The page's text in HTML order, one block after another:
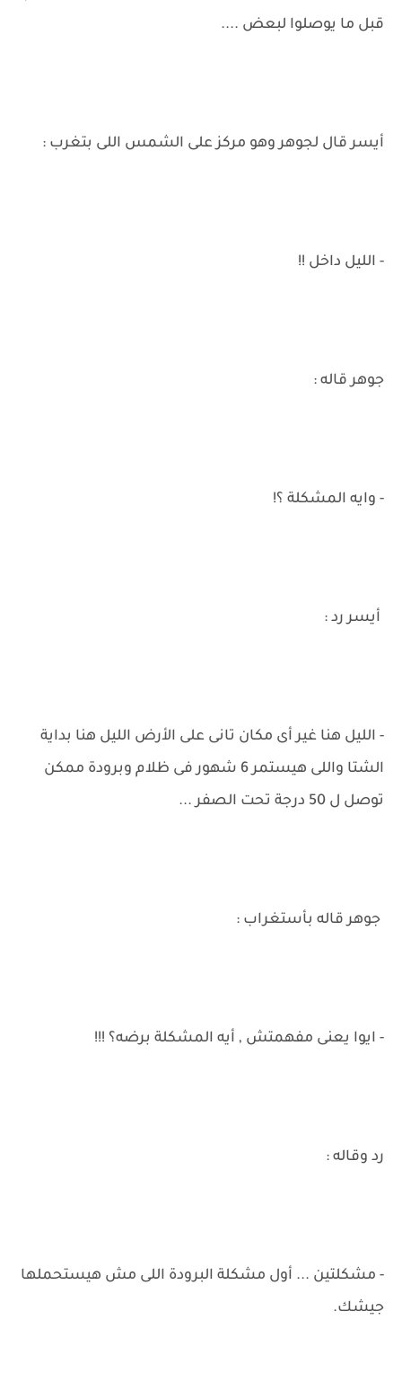
قبل ما يوصلوا لبعض ....
أيسر قال لجوهر وهو مركز على الشمس اللى بتغرب :
- الليل داخل !!
جوهر قاله :
- وايه المشكلة ؟!
أيسر رد :
- الليل هنا غير أى مكان تانى على الأرض الليل هنا بداية
الشتا واللى هيستمر 6 شهور فى ظلام وبرودة ممكن
توصل ل 50 درجة تحت الصفر ...
جوهر قاله بأستغراب :
- ايوا يعنى مفهمتش , أيه المشكلة برضه؟ !!!
رد وقاله :
- مشكلتين ... أول مشكلة البرودة اللى مش هيستحملها
جيشك.